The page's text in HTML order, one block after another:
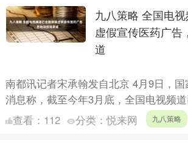
九八策略 全国电
虚假宣传医药广告
道
南都讯记者宋承翰发自北京 4月9日，
消息称，截至今年3月底，全国电视频
假宣传医药广告。目前各地广电局官网
查看： 112 分类：悦来网 九八策略